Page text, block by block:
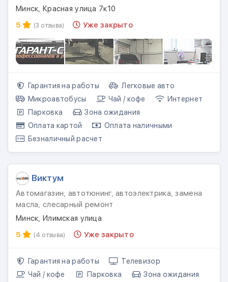
Минск, Красная улица 7к10
5
(3 отзыва) Уже закрыто
Гарантия на работы
Легковые авто
Микроавтобусы
Чай / кофе
Интернет
Парковка
Зона ожидания
Оплата картой
Оплата наличными
Безналичный расчет
Виктум
Автомагазин, автотюнинг, автоэлектрика, замена
масла, слесарный ремонт
Минск, Илимская улица
5
(4 отзыва) Уже закрыто
Гарантия на работы
Телевизор
Чай / кофе
Парковка
Зона ожидания